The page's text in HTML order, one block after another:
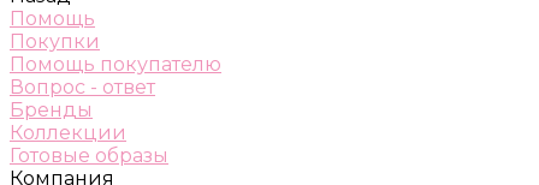
Помощь
Покупки
Помощь покупателю
Вопрос - ответ
Бренды
Коллекции
Готовые образы
Компания